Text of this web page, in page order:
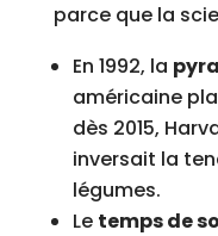
parce que la
En 1992, la
américaine
dès 2015,
inversait la
légumes.
Le temps de